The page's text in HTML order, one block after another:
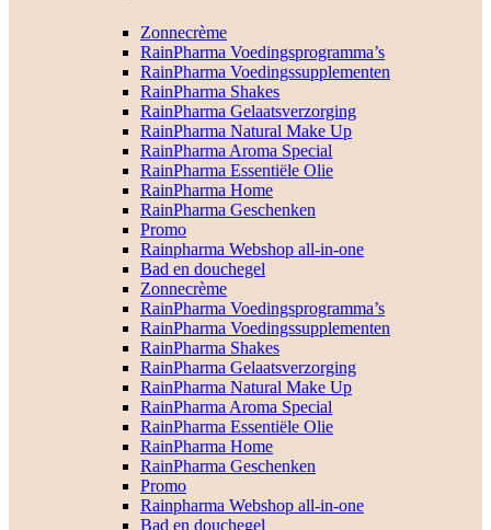
Zonnecrème
RainPharma Voedingsprogramma’s
RainPharma Voedingssupplementen
RainPharma Shakes
RainPharma Gelaatsverzorging
RainPharma Natural Make Up
RainPharma Aroma Special
RainPharma Essentiële Olie
RainPharma Home
RainPharma Geschenken
Promo
Rainpharma Webshop all-in-one
Bad en douchegel
Zonnecrème
RainPharma Voedingsprogramma’s
RainPharma Voedingssupplementen
RainPharma Shakes
RainPharma Gelaatsverzorging
RainPharma Natural Make Up
RainPharma Aroma Special
RainPharma Essentiële Olie
RainPharma Home
RainPharma Geschenken
Promo
Rainpharma Webshop all-in-one
Bad en douchegel